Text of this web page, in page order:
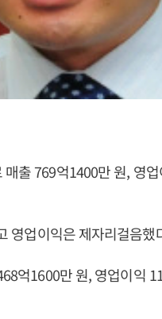
출 769억1400만 원, 영
영업이익은 제자리걸음
억1600만 원, 영업이익